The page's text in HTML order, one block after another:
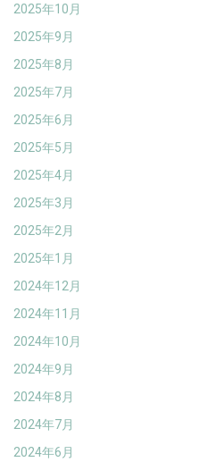
2025年10月
2025年9月
2025年8月
2025年7月
2025年6月
2025年5月
2025年4月
2025年3月
2025年2月
2025年1月
2024年12月
2024年11月
2024年10月
2024年9月
2024年8月
2024年7月
2024年6月